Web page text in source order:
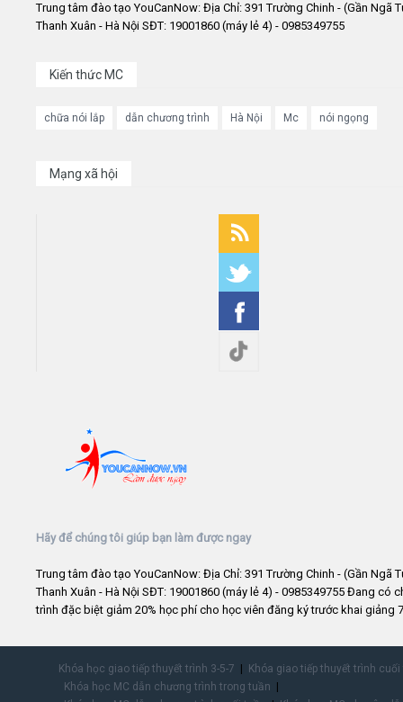
Trung tâm đào tạo YouCanNow: Địa Chỉ: 391 Trường Chinh - (Gần Ngã
Thanh Xuân - Hà Nội SĐT: 19001860 (máy lẻ 4) - 0985349755
Kiến thức MC
chữa nói lắp dẫn chương trình Hà Nội Mc nói ngọng
Mạng xã hội
Hãy để chúng tôi giúp bạn làm được ngay
Trung tâm đào tạo YouCanNow: Địa Chỉ: 391 Trường Chinh - (Gần Ngã
Thanh Xuân - Hà Nội SĐT: 19001860 (máy lẻ 4) - 0985349755 Đang có
trình đặc biệt giảm 20% học phí cho học viên đăng ký trước khai giảng
Khóa học giao tiếp thuyết trình 3-5-7
Khóa giao tiếp thuyết trình
Khóa học MC dẫn chương trình trong tuần